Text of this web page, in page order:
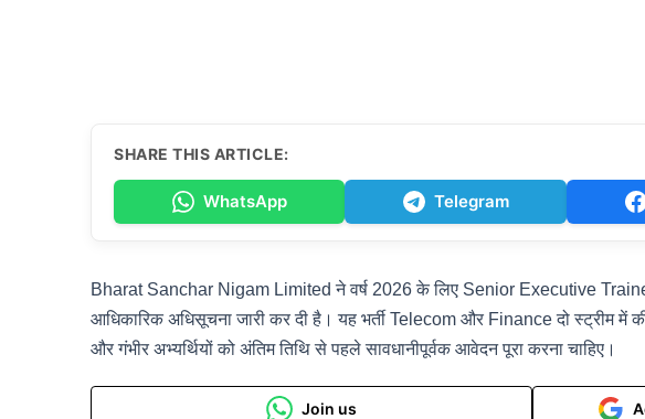
SHARE THIS ARTICLE:
WhatsApp Telegram
Bharat Sanchar Nigam Limited ने वर्ष 2026 के लिए Senior Executive
आधिकारिक अधिसूचना जारी कर दी है। यह भर्ती Telecom और Finance दो स्ट्रीम में
और गंभीर अभ्यर्थियों को अंतिम तिथि से पहले सावधानीपूर्वक आवेदन पूरा करना चाहिए।
Join us